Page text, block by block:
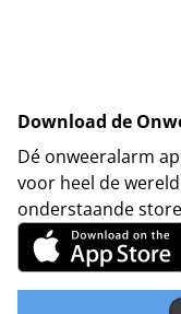
Download de
Dé onweeralarm
voor heel de
onderstaande